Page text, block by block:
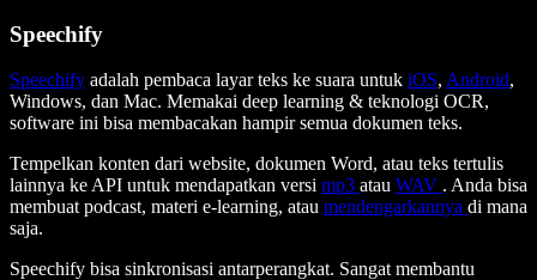
Speechify
Speechify adalah pembaca layar teks ke suara untuk iOS, Android,
Windows, dan Mac. Memakai deep learning & teknologi OCR,
software ini bisa membacakan hampir semua dokumen teks.
Tempelkan konten dari website, dokumen Word, atau teks tertulis
lainnya ke API untuk mendapatkan versi mp3 atau WAV . Anda bisa
membuat podcast, materi e-learning, atau mendengarkannya di mana
saja.
Speechify bisa sinkronisasi antarperangkat. Sangat membantu